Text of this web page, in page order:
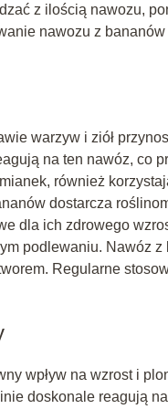
z ilością nawozu,
nawozu z
warzyw i ziół
na ten nawóz, co
również
dostarcza
dla ich zdrowego
podlewaniu. Nawóz
Regularne
wpływ na wzrost i
doskonale reagują